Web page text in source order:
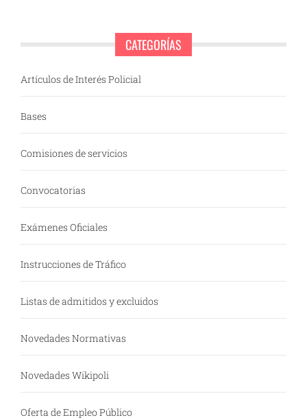
CATEGORÍAS
Artículos de Interés Policial
Bases
Comisiones de servicios
Convocatorias
Exámenes Oficiales
Instrucciones de Tráfico
Listas de admitidos y excluidos
Novedades Normativas
Novedades Wikipoli
Oferta de Empleo Público